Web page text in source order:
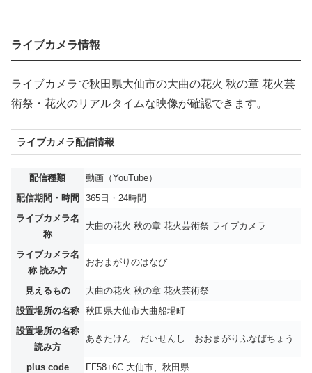
ライブカメラ情報
ライブカメラで秋田県大仙市の大曲の花火 秋の章 花火芸
術祭・花火のリアルタイムな映像が確認できます。
ライブカメラ配信情報
配信種類
動画（YouTube）
配信期間・時間
365日・24時間
ライブカメラ名
称
大曲の花火 秋の章 花火芸術祭 ライブカメラ
ライブカメラ名
称 読み方
おおまがりのはなび
見えるもの
大曲の花火 秋の章 花火芸術祭
設置場所の名称
秋田県大仙市大曲船場町
設置場所の名称
読み方
あきたけん だいせんし おおまがりふなばちょう
plus code
FF58+6C 大仙市、秋田県